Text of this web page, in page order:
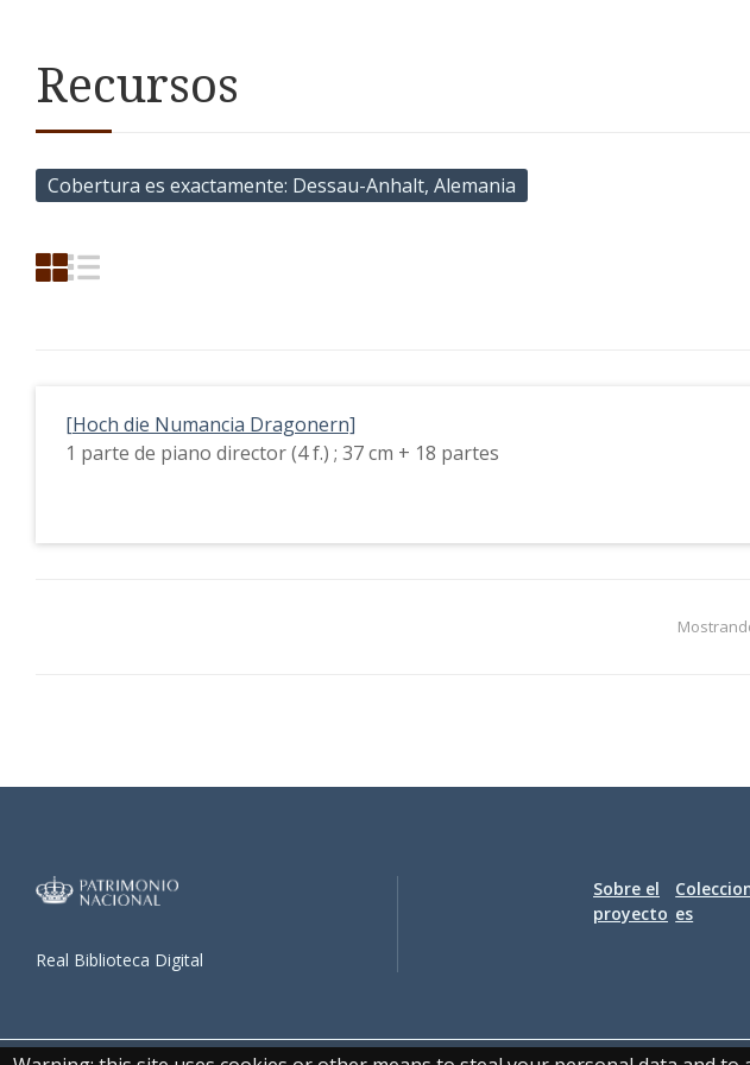
Recursos
Cobertura es exactamente Dessau-Anhalt, Alemania
[Hoch die Numancia Dragonern]
1 parte de piano director (4 f.) ; 37 cm + 18 partes
Real Biblioteca Digital
Sobre el
proyecto es